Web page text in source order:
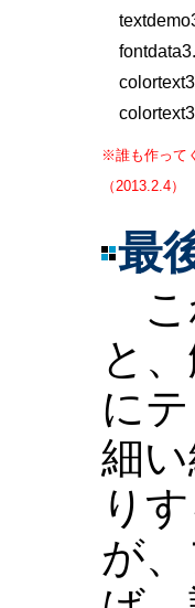
※誰も作って
（2013.2.4）
最
こ
と
に
細
り
が